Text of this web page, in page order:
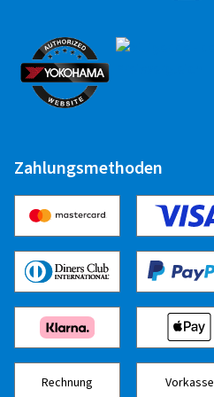
Wohnwagen
Alufelge 14" - 17"
Stahlfelge 14" - 17"
Runflat-Reifen
Felge 14" - 17"
Zahlungsmethoden
Rechnung Vorkasse